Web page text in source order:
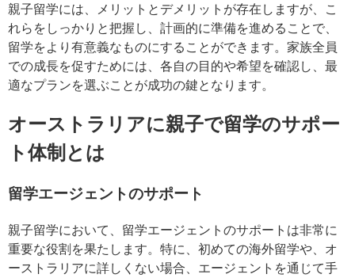
親子留学には、メリットとデメリットが存在しますが、こ
れらをしっかりと把握し、計画的に準備を進めることで、
留学をより有意義なものにすることができます。家族全員
での成長を促すためには、各自の目的や希望を確認し、最
適なプランを選ぶことが成功の鍵となります。
オーストラリアに親子で留学のサポー
ト体制とは
留学エージェントのサポート
親子留学において、留学エージェントのサポートは非常に
重要な役割を果たします。特に、初めての海外留学や、オ
ーストラリアに詳しくない場合、エージェントを通じて手